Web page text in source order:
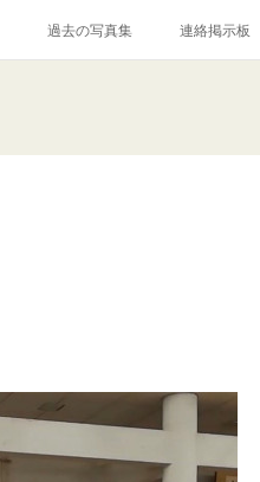
過去の写真集 連絡掲示板